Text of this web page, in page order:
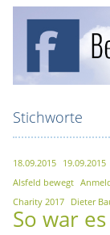
Stichworte
18.09.2015 19.09.2015
Alsfeld bewegt
Charity 2017 Dieter
So war